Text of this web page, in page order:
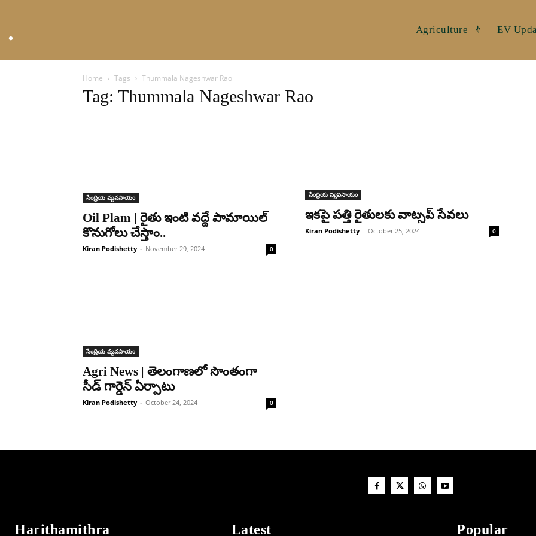
Agriculture EV
Home Tags Thummala Nageshwar Rao
Tag: Thummala Nageshwar Rao
సేంద్రియ వ్యవసాయం
Oil Plam | రైతు ఇంటి వద్దే పామాయిల్
కొనుగోలు చేస్తాం..
Kiran Podishetty - November 29, 2024 0
సేంద్రియ వ్యవసాయం
ఇకపై పత్తి రైతులకు వాట్సప్ సేవలు
Kiran Podishetty - October 25, 2024 0
సేంద్రియ వ్యవసాయం
Agri News | తెలంగాణలో సొంతంగా
సీడ్‌ గార్డెన్‌ ఏర్పాటు
Kiran Podishetty - October 24, 2024 0
Harithamithra Latest Popular